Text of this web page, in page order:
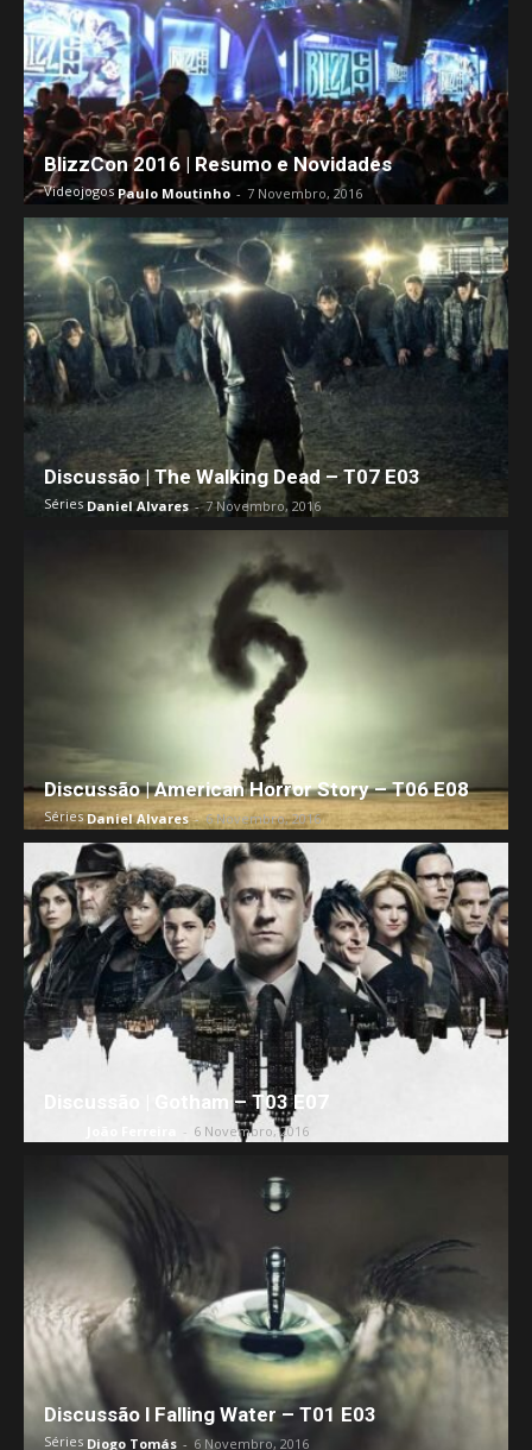
BlizzCon 2016 | Resumo e Novidades
Videojogos Paulo Moutinho - 7 Novembro, 2016
Discussão | The Walking Dead – T07 E03
SériesDaniel Alvares - 7 Novembro, 2016
Discussão | American Horror Story – T06 E08
SériesDaniel Alvares - 6 Novembro, 2016
Discussão | Gotham – T03 E07
- 6 Novembro, 2016
Discussão l Falling Water – T01 E03
Séries Diogo Tomás - 6 Novembro, 2016